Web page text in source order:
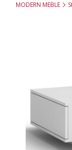
MODERN MEBLE